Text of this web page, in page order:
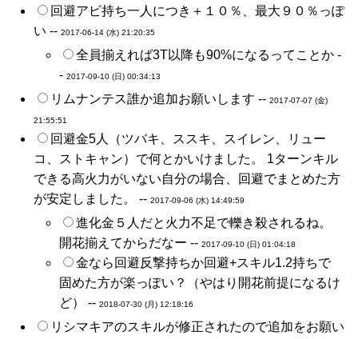
回避アビ持ち一人につき＋１０％、最大９０％っぽ
い -- 2017-06-14 (水) 21:20:35
全員揃えれば3T以降も90%になるってことか -
- 2017-09-10 (日) 00:34:13
リムナンテス誰か追加お願いします -- 2017-07-07 (金)
21:55:51
回避金5人（ツバキ、ススキ、スイレン、リュー
コ、ストキャン）で何とかいけました。 1ターンキル
できる高火力がいない自分の場合、回避でまとめた方
が安定しました。 -- 2017-09-06 (水) 14:49:59
進化金５人だと火力不足で轢き殺されるね。
開花揃えてからだなー -- 2017-09-10 (日) 01:04:18
金なら回避反撃持ちか回避+スキル1.2持ちで
固めた方が楽っぽい？（やはり開花前提になるけ
ど） -- 2018-07-30 (月) 12:18:16
リシマキアのスキルが修正されたので追加をお願い